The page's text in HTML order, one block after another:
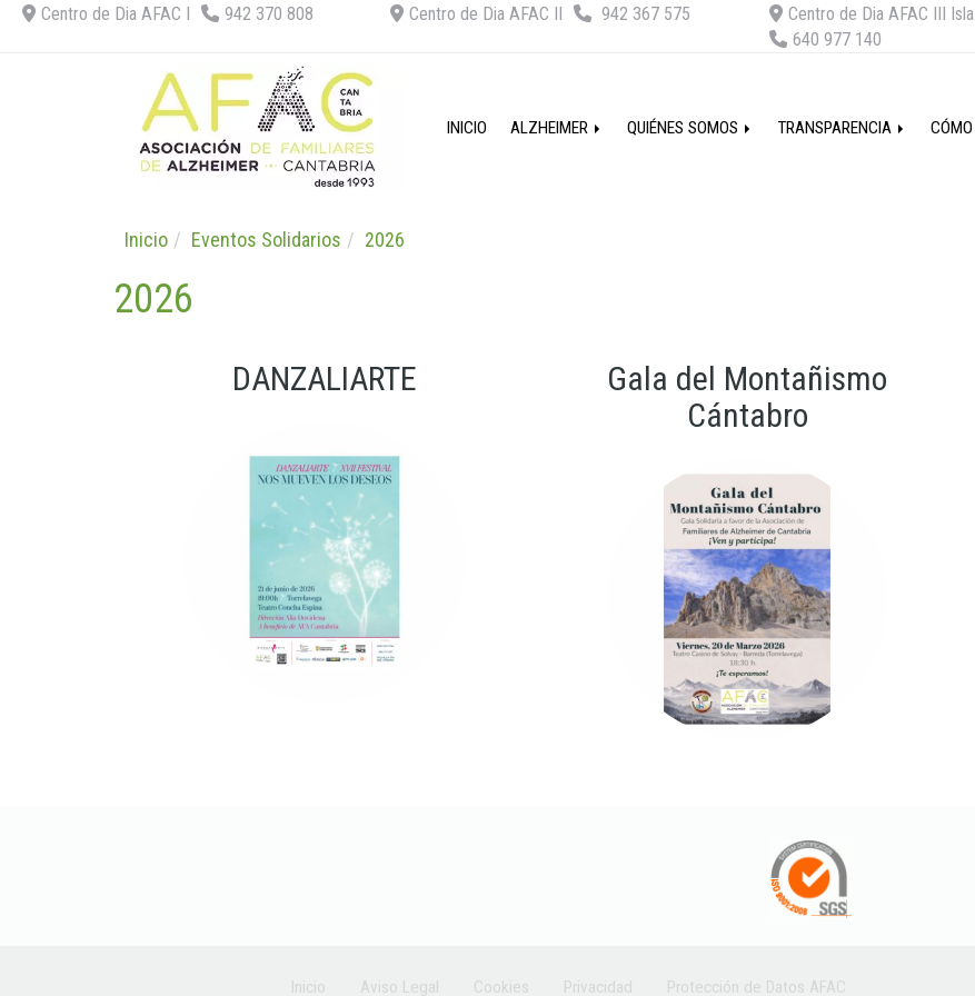
Centro de Dia AFAC I 942 370 808 Centro de Dia AFAC II 942 367 575
Centro de Dia AFAC III
640 977 140
INICIO ALZHEIMER QUIÉNES SOMOS TRANSPARENCIA
Inicio Eventos Solidarios 2026
2026
DANZALIARTE
Gala del Montañismo
Cántabro
Inicio Aviso Legal Cookies Privacidad Protección de Datos AFAC